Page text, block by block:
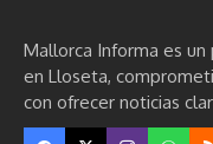
Mallorca Informa es
en Lloseta,
con ofrecer noticias